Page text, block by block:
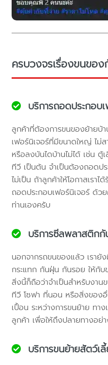
ครบวงจรเรื่องขนของ
บริการถอดประกอบ
ลูกค้าที่ต้องการขนของย้ายบ้
เฟอร์นิเจอร์ที่มีขนาดใหญ่ ไม่
หรือลงบันไดบ้านไม่ได้ เช่น
ทีวี เป็นต้น จำเป็นต้องถอดป
ไม่เป็น ถ้าลูกค้าให้โอกาสเราไ
ถอดประกอบเฟอร์นิเจอร์ ด้ว
ท่านเองครับ
บริการซีลพลาสติกกั
นอกจากรถขนของแล้ว เรายั
กระแทก กันฝุ่น กันรอย ให้กั
สิ่งนี้ก็ถือว่าจำเป็นสำหรับงา
ทีวี โซฟา ที่นอน หรือสิ่งของ
เปื้อน ระหว่างการขนย้าย ทา
ลูกค้า เพื่อให้ถึงปลายทางอ
บริการขนย้ายสัตว์เ